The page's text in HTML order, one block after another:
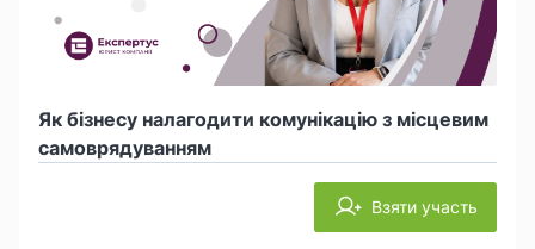
Як бізнесу налагодити комунікацію з місцевим
самоврядуванням
Взяти участь